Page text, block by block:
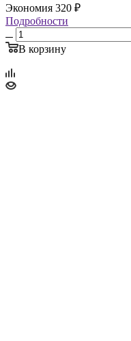
Экономия 320 ₽
Подробности
В корзину